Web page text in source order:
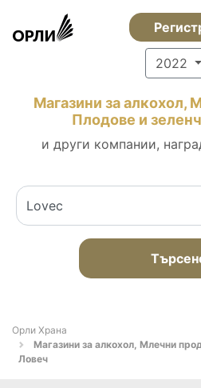
2022
Магазини за алкохол,
Плодове и
и други компании,
Орли Храна
Магазини за алкохол, Млечни
Ловеч